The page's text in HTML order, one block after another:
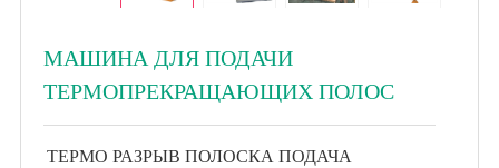
МАШИНА ДЛЯ ПОДАЧИ
ТЕРМОПРЕКРАЩАЮЩИХ ПОЛОС
ТЕРМО РАЗРЫВ ПОЛОСКА ПОДАЧА